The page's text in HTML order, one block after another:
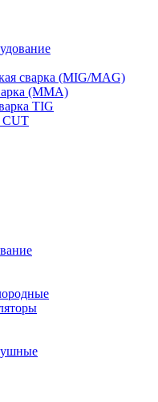
сварка (MIG/MAG)
(MMA)
TIG
CUT